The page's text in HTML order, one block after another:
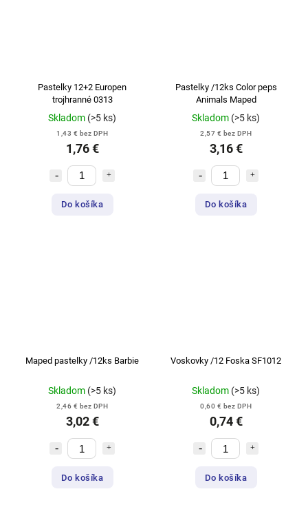
Pastelky 12+2 Europen
trojhranné 0313
Skladom (>5 ks)
1,43 € bez DPH
1,76 €
Do košíka
Pastelky /12ks Color peps
Animals Maped
Skladom (>5 ks)
2,57 € bez DPH
3,16 €
Do košíka
Maped pastelky /12ks Barbie
Skladom (>5 ks)
2,46 € bez DPH
3,02 €
Do košíka
Voskovky /12 Foska SF1012
Skladom (>5 ks)
0,60 € bez DPH
0,74 €
Do košíka